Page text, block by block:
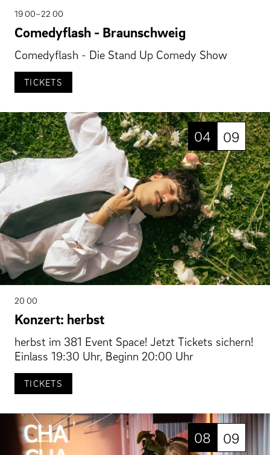
19 00–22 00
Comedyflash - Braunschweig
Comedyflash - Die Stand Up Comedy Show
TICKETS
04 09
20 00
Konzert: herbst
herbst im 381 Event Space! Jetzt Tickets sichern!
Einlass 19:30 Uhr, Beginn 20:00 Uhr
TICKETS
08 09